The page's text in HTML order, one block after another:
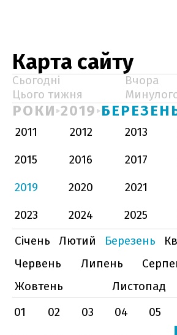
Карта сайту
Сьогодні
Вчора
Цього тижня
РОКИ 2019
2011 2012 2013
2015
2016 2017
2019
2020 2021
2023
2024 2025
Січень
Лютий Березень
Червень
Липень
Жовтень
Листопад
01
02 03 04 05